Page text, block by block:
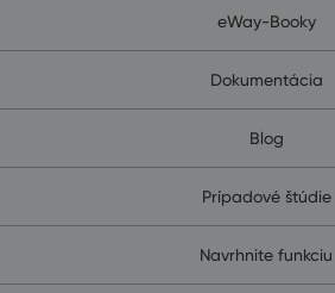
eWay-Booky
Dokumentácia
Blog
Prípadové štúdie
Navrhnite funkciu